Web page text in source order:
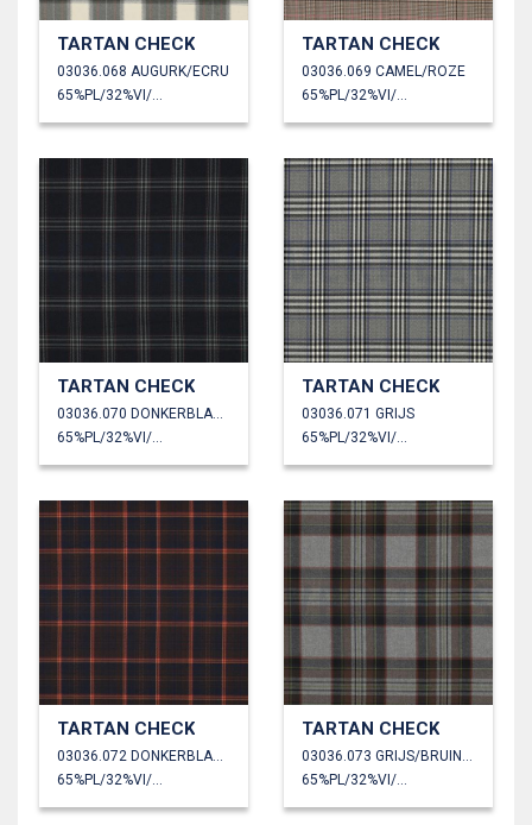
TARTAN CHECK
03036.068 AUGURK/ECRU
65%PL/32%VI/3%EA
TARTAN CHECK
03036.069 CAMEL/ROZE
65%PL/32%VI/3%EA
TARTAN CHECK
03036.070 DONKERBLAUW/GRIJS/ROOD
65%PL/32%VI/3%EA
TARTAN CHECK
03036.071 GRIJS
65%PL/32%VI/3%EA
TARTAN CHECK
03036.072 DONKERBLAUW/BRUIN/CAMEL
65%PL/32%VI/3%EA
TARTAN CHECK
03036.073 GRIJS/BRUIN/LIMOEN
65%PL/32%VI/3%EA